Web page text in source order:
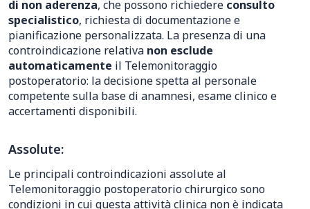
di non aderenza, che possono richiedere consulto
specialistico, richiesta di documentazione e
pianificazione personalizzata. La presenza di una
controindicazione relativa non esclude
automaticamente il Telemonitoraggio
postoperatorio: la decisione spetta al personale
competente sulla base di anamnesi, esame clinico e
accertamenti disponibili.
Assolute:
Le principali controindicazioni assolute al
Telemonitoraggio postoperatorio chirurgico sono
condizioni in cui questa attività clinica non è indicata